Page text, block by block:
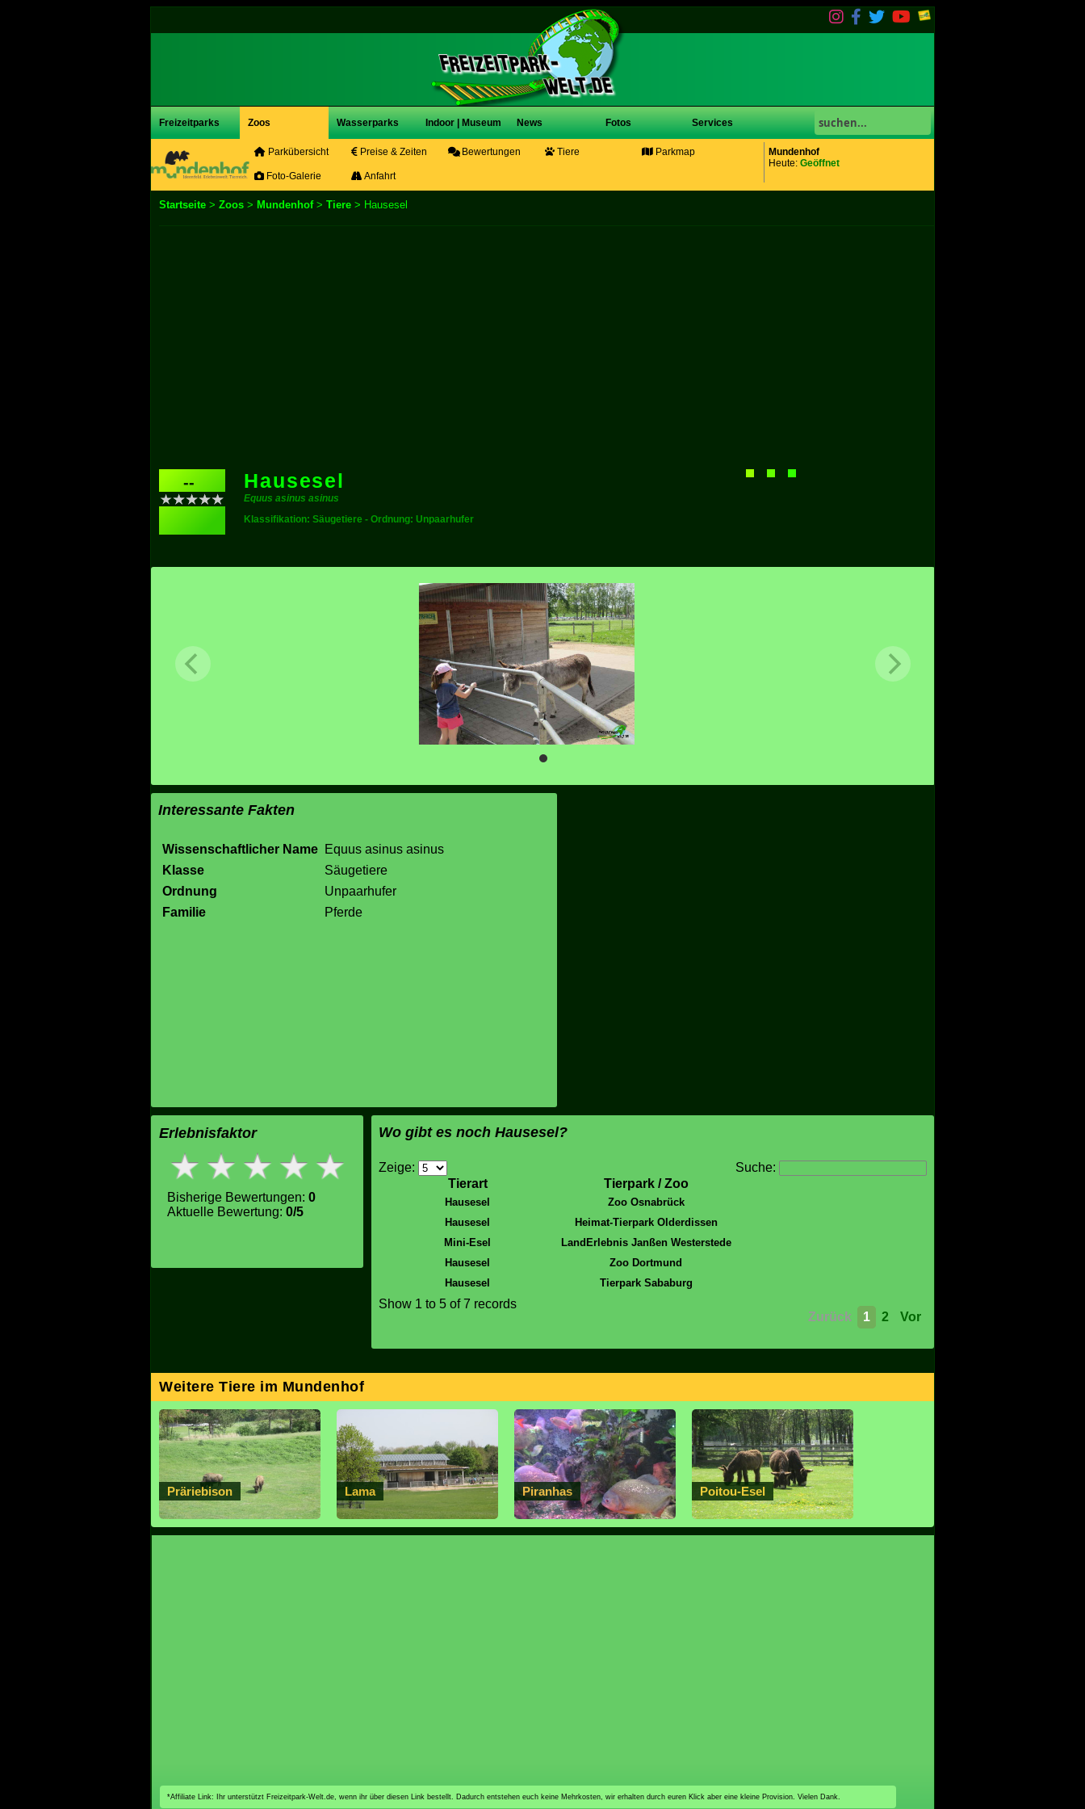
Freizeitparks Zoos Wasserparks Indoor | Museum News Fotos Services
Mundenhof
Heute: Geöffnet
Parkübersicht Preise & Zeiten Bewertungen Tiere Parkmap
Foto-Galerie Anfahrt
Startseite > Zoos > Mundenhof> Tiere > Hausesel
-- Hausesel
Equus asinus asinus
Klassifikation: Säugetiere - Ordnung: Unpaarhufer
Interessante Fakten
Wissenschaftlicher Name Equus asinus asinus
Klasse
Säugetiere
Ordnung
Unpaarhufer
Familie
Pferde
Erlebnisfaktor
Bisherige Bewertungen: 0
Aktuelle Bewertung: 0/5
Wo gibt es noch Hausesel?
Suche:
Zeige:
Tierart
Tierpark / Zoo
Hausesel
Zoo Osnabrück
Hausesel
Heimat-Tierpark Olderdissen
Mini-Esel
LandErlebnis Janßen Westerstede
Hausesel
Zoo Dortmund
Hausesel
Tierpark Sababurg
Zurück 1 2 Vor
Show 1 to 5of 7 records
Weitere Tiere im Mundenhof
Präriebison Lama Piranhas Poitou-Esel
*Affiliate Link: Ihr unterstützt Freizeitpark-Welt.de, wenn ihr über diesen Link bestellt. Dadurch entstehen euch keine Mehrkosten, wir erhalten durch euren Klick aber eine kleine Provision. Vielen Dank.